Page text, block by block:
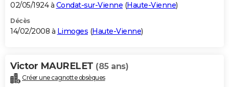
02/05/1924 à Condat-sur-Vienne (Haute-Vienne)
Décès
14/02/2008 à Limoges (Haute-Vienne)
Victor MAURELET (85 ans)
Créer une cagnotte obsèques